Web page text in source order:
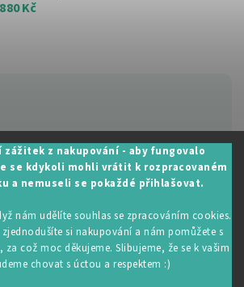
zážitek z nakupování - aby fungovalo
se kdykoli mohli vrátit k rozpracovaném
a nemuseli se pokaždé přihlašovat.
nám udělíte souhlas se zpracováním cookies.
si nakupování a nám pomůžete s
což moc děkujeme. Slibujeme, že se k vašim
chovat s úctou a respektem :)
Zákaznická podpora:
+420 605 530 014
880 Kč